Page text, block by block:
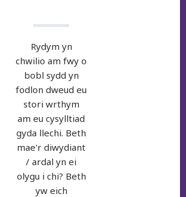
Rydym yn
chwilio am fwy o
bobl sydd yn
fodlon dweud eu
stori wrthym
am eu cysylltiad
gyda llechi. Beth
mae'r diwydiant
/ ardal yn ei
olygu i chi? Beth
yw eich